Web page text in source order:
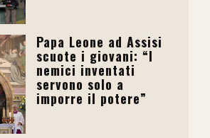
Papa Leone ad Assisi
scuote i giovani: “I
nemici inventati
servono solo a
imporre il potere”